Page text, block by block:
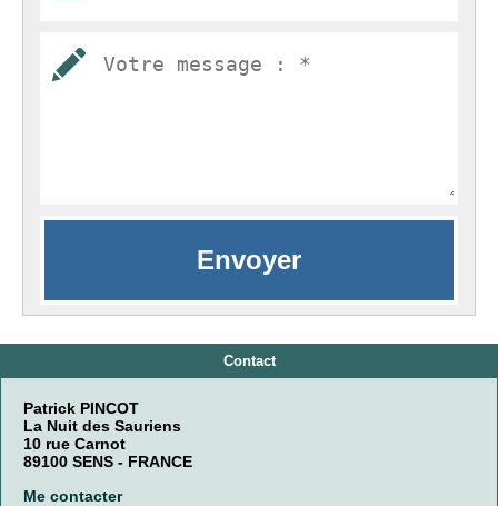
Contact
Patrick PINCOT
La Nuit des Sauriens
10 rue Carnot
89100 SENS - FRANCE
Me contacter